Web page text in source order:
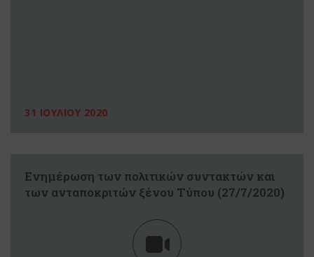
31 ΙΟΥΛΙΟΥ 2020
Eνημέρωση των πολιτικών συντακτών και
των ανταποκριτών ξένου Tύπου (27/7/2020)